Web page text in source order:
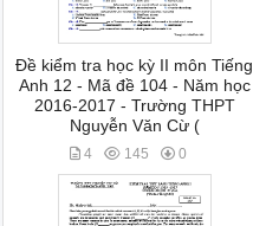
Đề kiểm tra học kỳ II môn Tiếng
Anh 12 - Mã đề 104 - Năm học
2016-2017 - Trường THPT
Nguyễn Văn Cừ (
4 145 0